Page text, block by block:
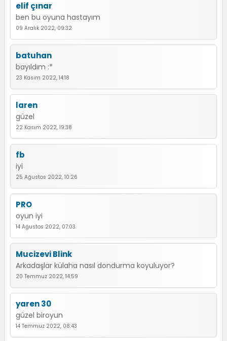
elif çınar
ben bu oyuna hastayım
09 Aralık 2022, 09:32
batuhan
bayıldım :*
23 Kasım 2022, 14:18
laren
güzel
22 Kasım 2022, 19:38
fb
iyi
25 Ağustos 2022, 10:26
PRO
oyun iyi
14 Ağustos 2022, 07:03
Mucizevi Blink
Arkadaşlar külaha nasıl dondurma koyuluyor?
20 Temmuz 2022, 14:59
yaren 30
güzel biroyun
14 Temmuz 2022, 08:43